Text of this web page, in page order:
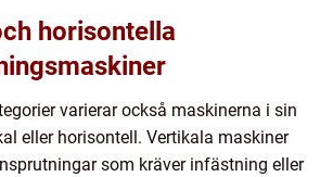
horisontella
varierar också maskinerna i sin
eller horisontell. Vertikala maskiner
som kräver infästning eller